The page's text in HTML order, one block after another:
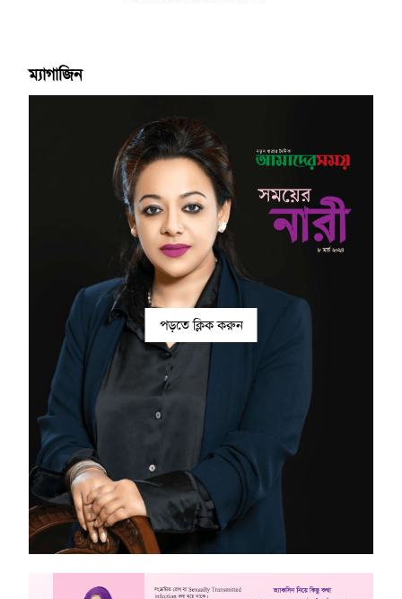
ম্যাগাজিন
পড়তে ক্লিক করুন